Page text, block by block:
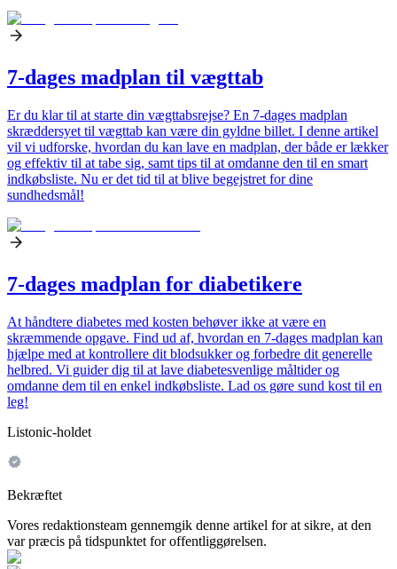
7-dages madplan til vægttab
Er du klar til at starte din vægttabsrejse? En 7-dages madplan
skræddersyet til vægttab kan være din gyldne billet. I denne artikel
vil vi udforske, hvordan du kan lave en madplan, der både er lækker
og effektiv til at tabe sig, samt tips til at omdanne den til en smart
indkøbsliste. Nu er det tid til at blive begejstret for dine
sundhedsmål!
7-dages madplan for diabetikere
At håndtere diabetes med kosten behøver ikke at være en
skræmmende opgave. Find ud af, hvordan en 7-dages madplan kan
hjælpe med at kontrollere dit blodsukker og forbedre dit generelle
helbred. Vi guider dig til at lave diabetesvenlige måltider og
omdanne dem til en enkel indkøbsliste. Lad os gøre sund kost til en
leg!
Listonic-holdet
Bekræftet
Vores redaktionsteam gennemgik denne artikel for at sikre, at den
var præcis på tidspunktet for offentliggørelsen.